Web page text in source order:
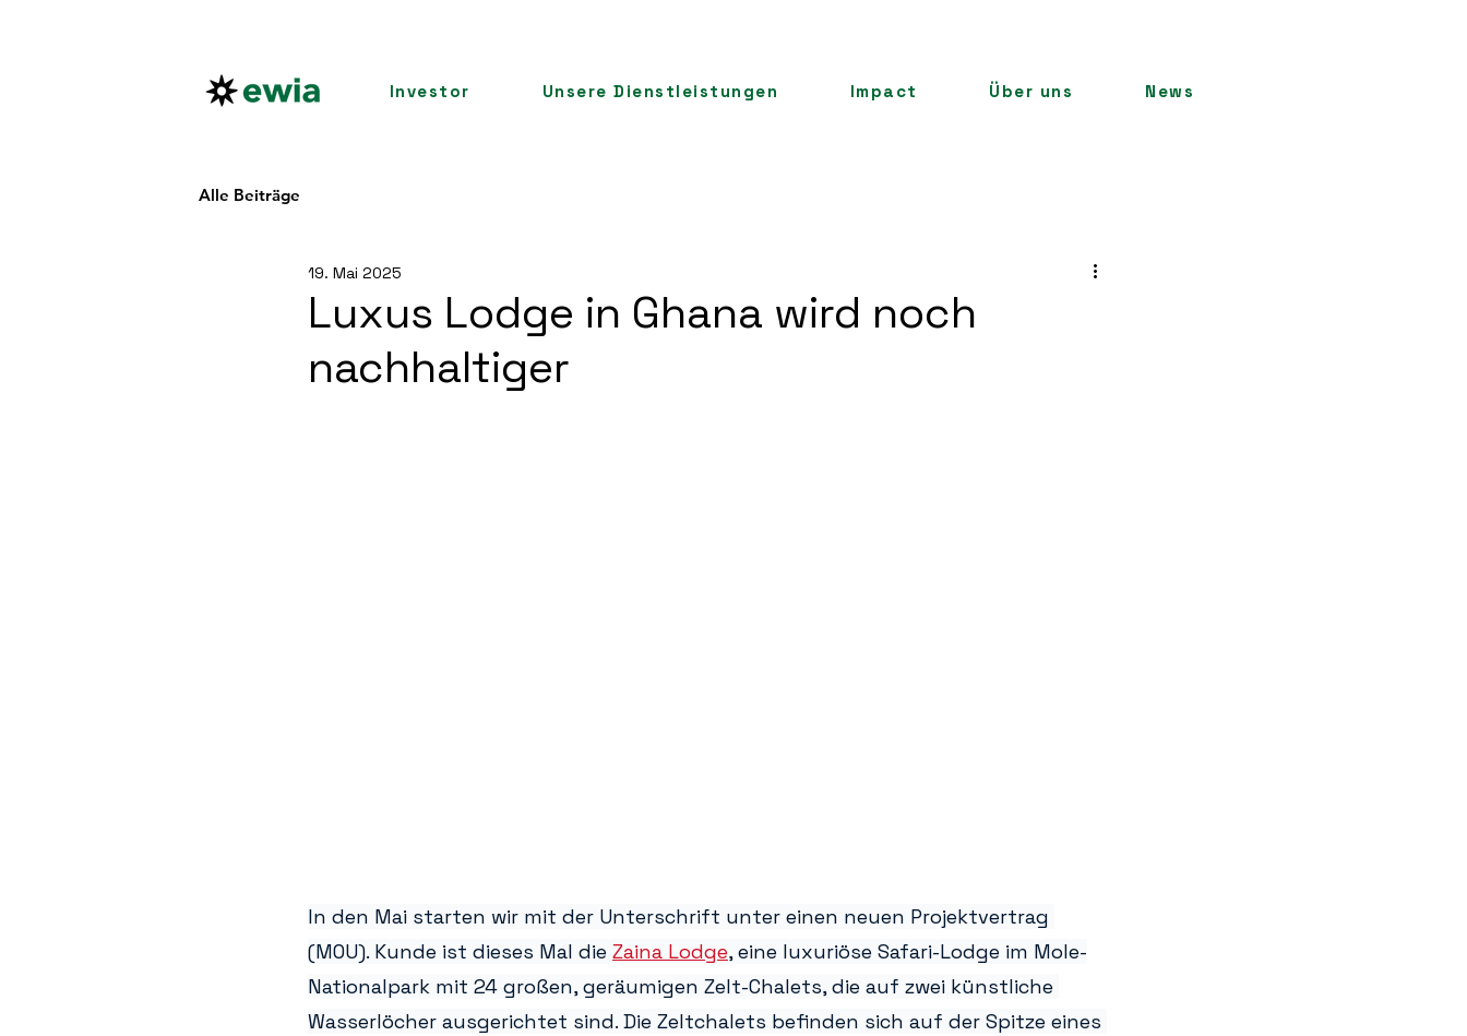
Investor Unsere Dienstleistungen Impact Über uns News
Alle Beiträge
Luxus Lodge in Ghana wird noch
nachhaltiger
19. Mai 2025
In den Mai starten wir mit der Unterschrift unter einen neuen Projektvertrag
(MOU). Kunde ist dieses Mal die Zaina Lodge, eine luxuriöse Safari-Lodge im Mole-
Nationalpark mit 24 großen, geräumigen Zelt-Chalets, die auf zwei künstliche
Wasserlöcher ausgerichtet sind. Die Zeltchalets befinden sich auf der Spitze eines